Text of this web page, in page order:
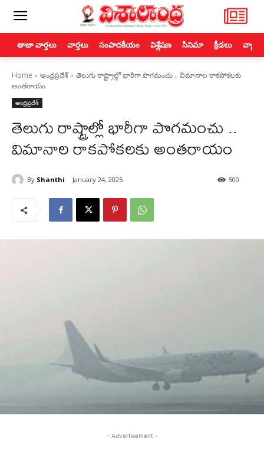
తాజా వార్తలు వార్తలు సంపాదకీయం విశ్లేషణ సినిమా క్రీడలు
Home ఆంధ్రప్రదేశ్
తెలుగు రాష్ట్రాల్లో భారీగా పొగమంచు .. విమానాల రాకపోకలకు
అంతరాయం
ఆంధ్రప్రదేశ్
తెలుగు రాష్ట్రాల్లో భారీగా పొగమంచు ..
విమానాల రాకపోకలకు అంతరాయం
By Shanthi January 24, 2025 500
- Advertisement -